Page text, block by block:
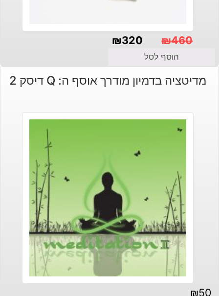
₪460
המקורי
היה:
₪320
הנוכחי
הוא:
הוסף לסל
מדיטציה בדמיון מודרך אוסף ה: Q דיסק 2
₪50